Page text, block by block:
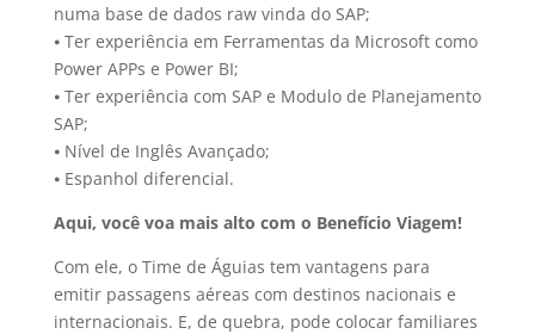
numa base de dados raw vinda do SAP;
⦁ Ter experiência em Ferramentas da Microsoft como
Power APPs e Power BI;
⦁ Ter experiência com SAP e Modulo de Planejamento
SAP;
⦁ Nível de Inglês Avançado;
⦁ Espanhol diferencial.
Aqui, você voa mais alto com o Benefício Viagem!
Com ele, o Time de Águias tem vantagens para
emitir passagens aéreas com destinos nacionais e
internacionais. E, de quebra, pode colocar familiares